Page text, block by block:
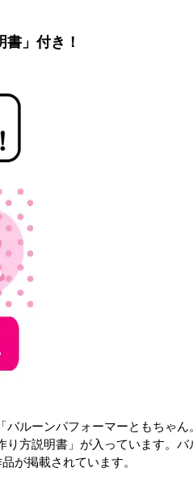
」付き！
ルーンパフォーマーともちゃん
方説明書」が入っています。バ
が掲載されています。